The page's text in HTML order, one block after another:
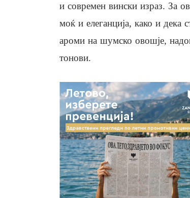
и современ вински израз. За
моќ и елеганција, како и дека
ароми на шумско овошје,
тонови.